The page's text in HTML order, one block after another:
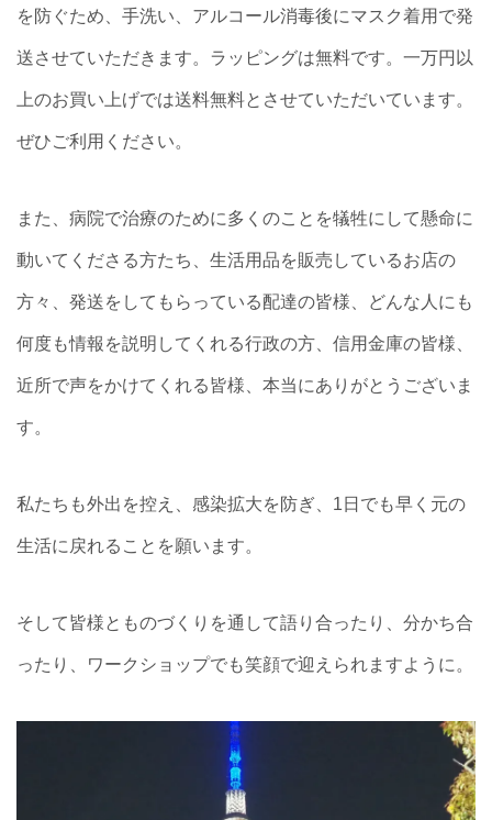
を防ぐため、手洗い、アルコール消毒後にマスク着用で発
送させていただきます。ラッピングは無料です。一万円以
上のお買い上げでは送料無料とさせていただいています。
ぜひご利用ください。
また、病院で治療のために多くのことを犠牲にして懸命に
動いてくださる方たち、生活用品を販売しているお店の
方々、発送をしてもらっている配達の皆様、どんな人にも
何度も情報を説明してくれる行政の方、信用金庫の皆様、
近所で声をかけてくれる皆様、本当にありがとうございま
す。
私たちも外出を控え、感染拡大を防ぎ、1日でも早く元の
生活に戻れることを願います。
そして皆様とものづくりを通して語り合ったり、分かち合
ったり、ワークショップでも笑顔で迎えられますように。